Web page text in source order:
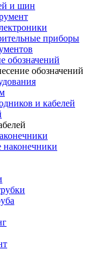
и шин
приборы
обозначений
обозначений
и кабелей